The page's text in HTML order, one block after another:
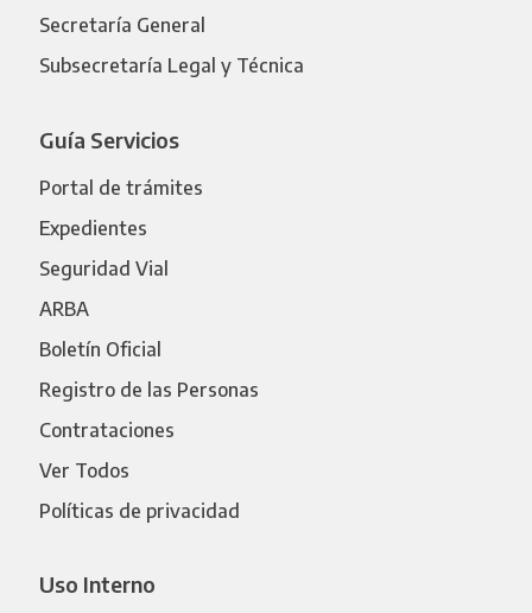
Secretaría General
Subsecretaría Legal y Técnica
Guía Servicios
Portal de trámites
Expedientes
Seguridad Vial
ARBA
Boletín Oficial
Registro de las Personas
Contrataciones
Ver Todos
Políticas de privacidad
Uso Interno